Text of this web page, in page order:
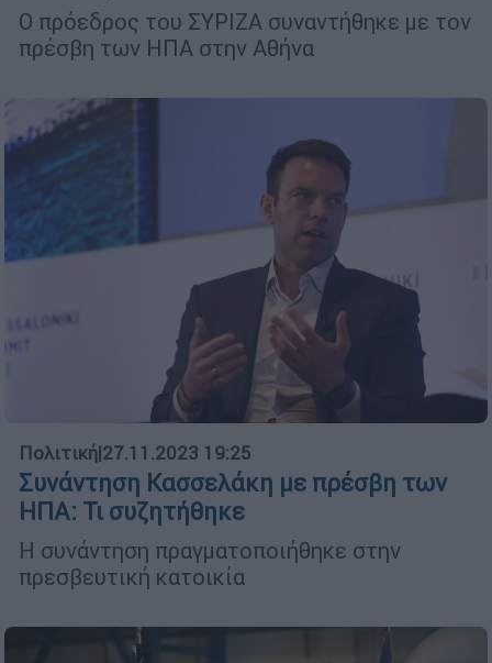
Ο πρόεδρος του ΣΥΡΙΖΑ συναντήθηκε με τον
πρέσβη των ΗΠΑ στην Αθήνα
Πολιτική|27.11.2023 19:25
Συνάντηση Κασσελάκη με πρέσβη των
ΗΠΑ: Τι συζητήθηκε
Η συνάντηση πραγματοποιήθηκε στην
πρεσβευτική κατοικία